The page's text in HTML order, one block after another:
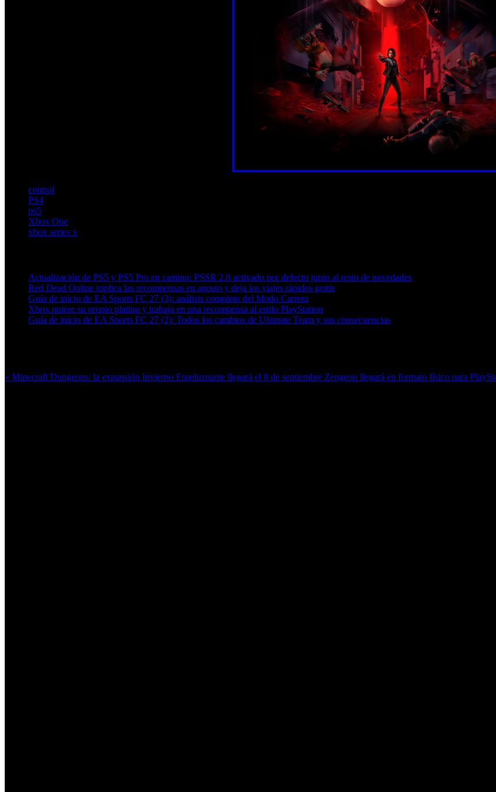
control
PS4
ps5
Xbox One
xbox series x
Actualización de PS5 y PS5 Pro en camino: PSSR 2.0 activado por defecto junto al resto de novedades
Red Dead Online triplica las recompensas en agosto y deja los viajes rápidos gratis
Guía de inicio de EA Sports FC 27 (3): análisis completo del Modo Carrera
Xbox quiere su propio platino y trabaja en una recompensa al estilo PlayStation
Guía de inicio de EA Sports FC 27 (2): Todos los cambios de Ultimate Team y sus consecuencias
« Minecraft Dungeons: la expansión Invierno Espeluznante llegará el 8 de septiembre Zengeon llegará en formato físico para